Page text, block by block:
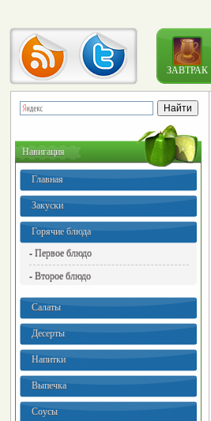
ЗАВТРАК
Навигация
Главная
Закуски
Горячие блюда
- Первое блюдо
- Второе блюдо
Салаты
Десерты
Напитки
Выпечка
Соусы